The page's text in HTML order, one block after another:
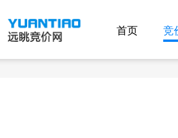
首页 竞